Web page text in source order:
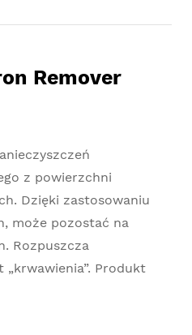
Remover
z powierzchni
Dzięki zastosowaniu
może pozostać na
Rozpuszcza
Produkt